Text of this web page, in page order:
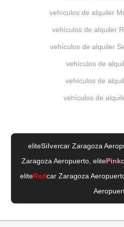
vehículos de alquiler
vehículos de alquiler
vehículos de alquiler
vehículos de
vehículos de
vehículos de
eliteSilvercar Zaragoza
Zaragoza Aeropuerto , elitePink
eliteRedcar Zaragoza